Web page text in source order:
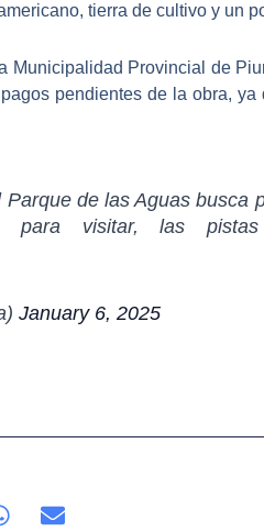
tierra de cultivo y un
Municipalidad Provincial de
pendientes de la obra, ya
de las Aguas busca
para visitar, las
January 6, 2025